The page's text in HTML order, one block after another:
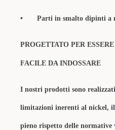
• Parti in smalto dipinti a
PROGETTATO PER
FACILE DA INDOSSARE
I nostri prodotti sono
limitazioni inerenti al nickel,
pieno rispetto delle normative